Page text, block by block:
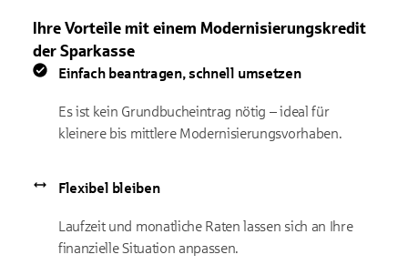
Ihre Vorteile mit einem Modernisierungskredit
der Sparkasse
Einfach beantragen, schnell umsetzen
Es ist kein Grundbucheintrag nötig – ideal für
kleinere bis mittlere Modernisierungsvorhaben.
Flexibel bleiben
Laufzeit und monatliche Raten lassen sich an Ihre
finanzielle Situation anpassen.